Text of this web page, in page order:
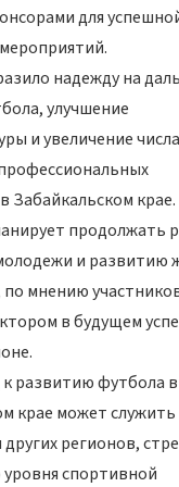
для
надежду на
улучшение
и увеличение числа
Забайкальском крае.
продолжать
и развитию
мнению
в будущем
развитию футбола в
крае может служить
регионов,
спортивной